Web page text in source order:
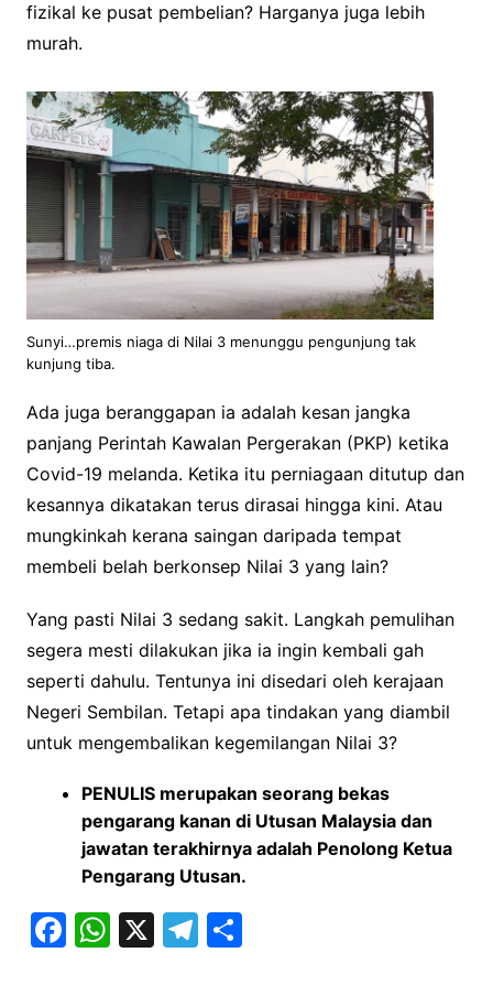
fizikal ke pusat pembelian? Harganya juga lebih
murah.
Sunyi…premis niaga di Nilai 3 menunggu pengunjung tak
kunjung tiba.
Ada juga beranggapan ia adalah kesan jangka
panjang Perintah Kawalan Pergerakan (PKP) ketika
Covid-19 melanda. Ketika itu perniagaan ditutup dan
kesannya dikatakan terus dirasai hingga kini. Atau
mungkinkah kerana saingan daripada tempat
membeli belah berkonsep Nilai 3 yang lain?
Yang pasti Nilai 3 sedang sakit. Langkah pemulihan
segera mesti dilakukan jika ia ingin kembali gah
seperti dahulu. Tentunya ini disedari oleh kerajaan
Negeri Sembilan. Tetapi apa tindakan yang diambil
untuk mengembalikan kegemilangan Nilai 3?
PENULIS merupakan seorang bekas
pengarang kanan di Utusan Malaysia dan
jawatan terakhirnya adalah Penolong Ketua
Pengarang Utusan.
F W X T S